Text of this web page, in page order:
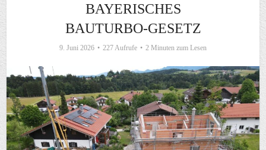
BAYERISCHES
BAUTURBO-GESETZ
9. Juni 2026 227 Aufrufe 2 Minuten zum Lesen